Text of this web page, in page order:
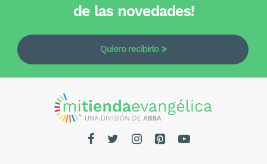
de las novedades!
Quiero recibirlo